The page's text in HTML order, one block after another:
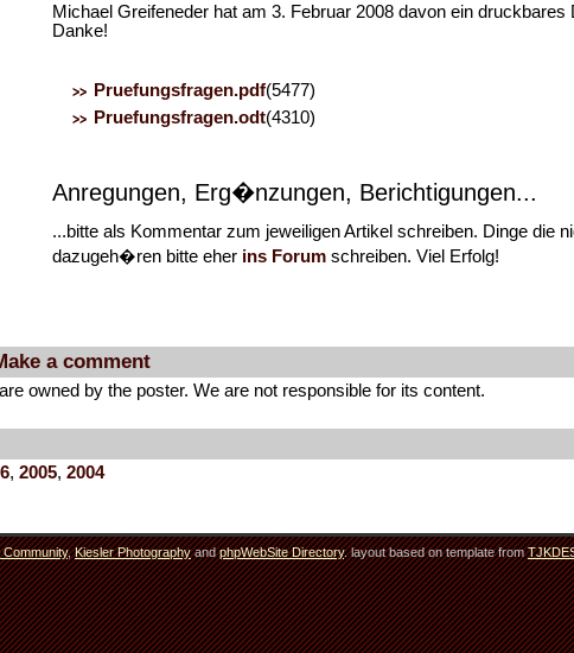
Michael Greifeneder hat am 3. Februar 2008 davon ein druckbares
Danke!
Pruefungsfragen.pdf(5477)
Pruefungsfragen.odt(4310)
Anregungen, Erg�nzungen, Berichtigungen...
...bitte als Kommentar zum jeweiligen Artikel schreiben. Dinge die
dazugeh�ren bitte eher ins Forum schreiben. Viel Erfolg!
a comment
owned by the poster. We are not responsible for its content.
, 2005, 2004
,Kiesler PhotographyandphpWebSite Directory. layout based on template from